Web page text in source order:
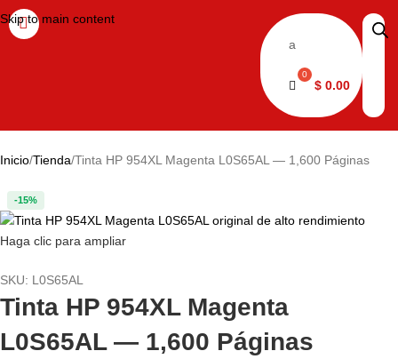
Skip to main content
a
$ 0.00
Inicio Tienda Tinta HP 954XL Magenta L0S65AL — 1,600 Páginas
-15%
Haga clic para ampliar
SKU: L0S65AL
Tinta HP 954XL Magenta
L0S65AL — 1,600 Páginas